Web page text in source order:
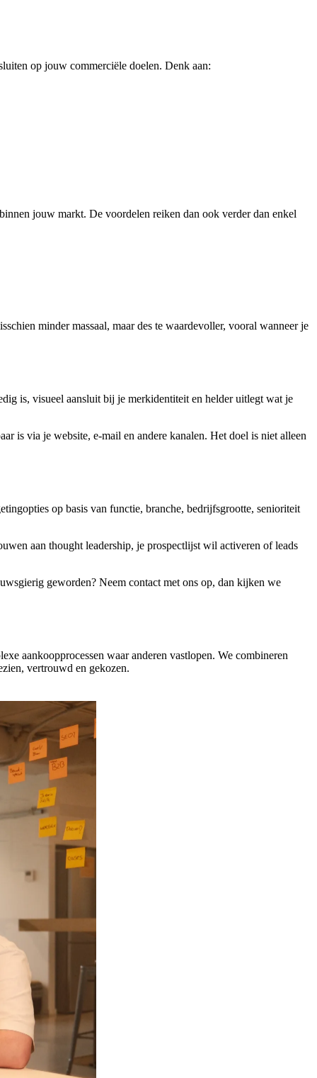
op jouw commerciële doelen. Denk aan:
jouw markt. De voordelen reiken dan ook verder dan enkel
minder massaal, maar des te waardevoller, vooral wanneer je
is, visueel aansluit bij je merkidentiteit en helder uitlegt wat je
is via je website, e-mail en andere kanalen. Het doel is niet alleen
op basis van functie, branche, bedrijfsgrootte, senioriteit
aan thought leadership, je prospectlijst wil activeren of leads
geworden? Neem contact met ons op, dan kijken we
aankoopprocessen waar anderen vastlopen. We combineren
vertrouwd en gekozen.